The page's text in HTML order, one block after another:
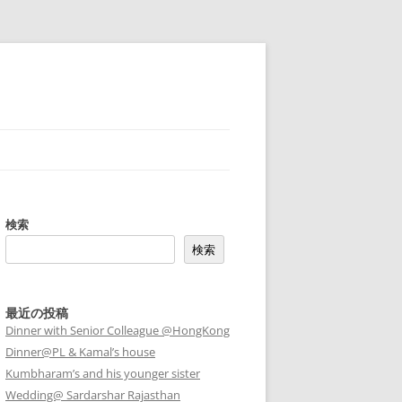
検索
検索
最近の投稿
Dinner with Senior Colleague @HongKong
Dinner@PL & Kamal’s house
Kumbharam’s and his younger sister
Wedding@ Sardarshar Rajasthan